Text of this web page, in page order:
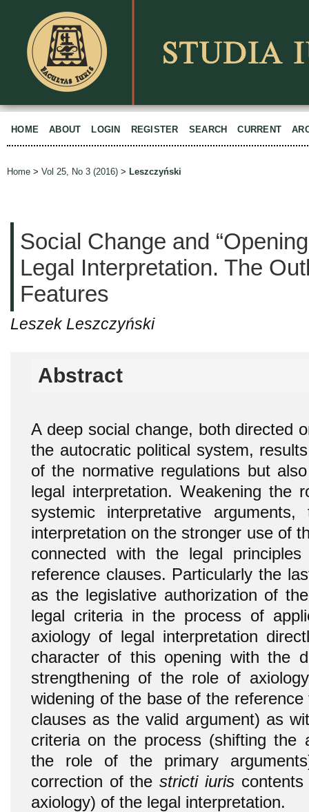
HOME ABOUT LOGIN REGISTER SEARCH CURRENT
Home > Vol 25, No 3 (2016) > Leszczyński
Social Change and
Legal Interpretation. The
Features
Leszek Leszczyński
Abstract
A deep social change, both directed
the autocratic political system,
of the normative regulations but
legal interpretation. Weakening the
systemic interpretative
interpretation on the stronger use of
connected with the legal
reference clauses. Particularly the
as the legislative authorization of
legal criteria in the process of
axiology of legal interpretation
character of this opening with the
strengthening of the role of
widening of the base of the
clauses as the valid argument) as
criteria on the process (shifting the
the role of the primary
correction of thestricti iuriscontents
axiology) of the legal interpretation.